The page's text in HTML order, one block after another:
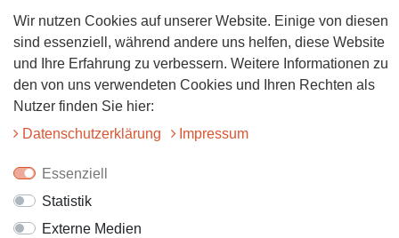
info@tiervitalshop.de
Folgt uns auf Facebook
Folgt uns auf Instagram
Wir nutzen Cookies auf unserer Website. Einige von diesen
sind essenziell, während andere uns helfen, diese Website
und Ihre Erfahrung zu verbessern. Weitere Informationen zu
den von uns verwendeten Cookies und Ihren Rechten als
Nutzer finden Sie hier:
Daten­schutz­erklärung
Impressum
Essenziell
Statistik
Externe Medien